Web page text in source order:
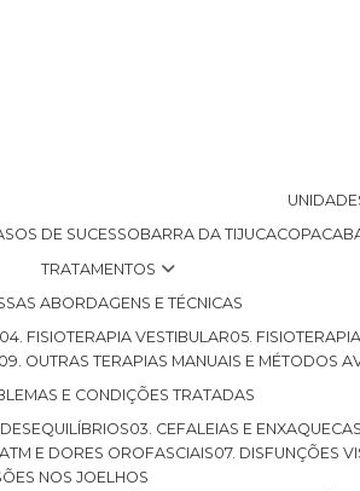
DE SUCESSO
BARRA DA TIJUCA
TRATAMENTOS
ABORDAGENS E TÉCNICAS
04. FISIOTERAPIA VESTIBULAR 05.
09. OUTRAS TERAPIAS MANUAIS E MÉTODOS
E CONDIÇÕES TRATADAS
03. CEFALEIAS E ENXAQUECAS
E DORES OROFASCIAIS
07. DISFUNÇÕES
NOS JOELHOS